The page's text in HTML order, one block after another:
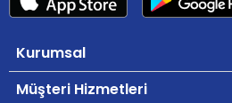
Kurumsal
Müşteri Hizmetleri